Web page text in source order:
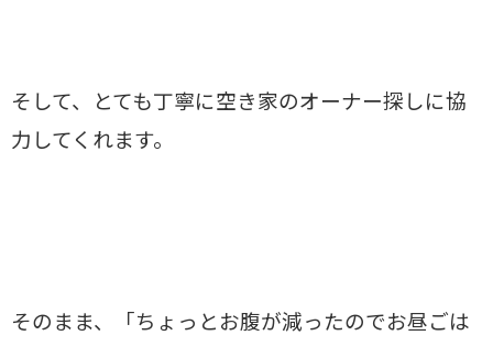
そして、とても丁寧に空き家のオーナー探しに協
力してくれます。
そのまま、「ちょっとお腹が減ったのでお昼ごは